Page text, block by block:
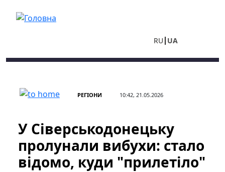
RU UA
РЕГІОНИ 10:42, 21.05.2026
У Сіверськодонецьку
пролунали вибухи: стало
відомо, куди "прилетіло"